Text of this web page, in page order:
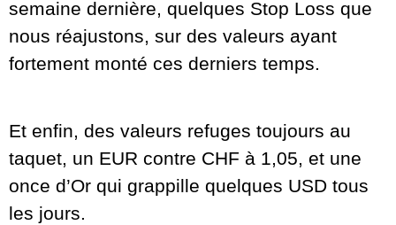
semaine dernière, quelques Stop Loss que
nous réajustons, sur des valeurs ayant
fortement monté ces derniers temps.
Et enfin, des valeurs refuges toujours au
taquet, un EUR contre CHF à 1,05, et une
once d’Or qui grappille quelques USD tous
les jours.